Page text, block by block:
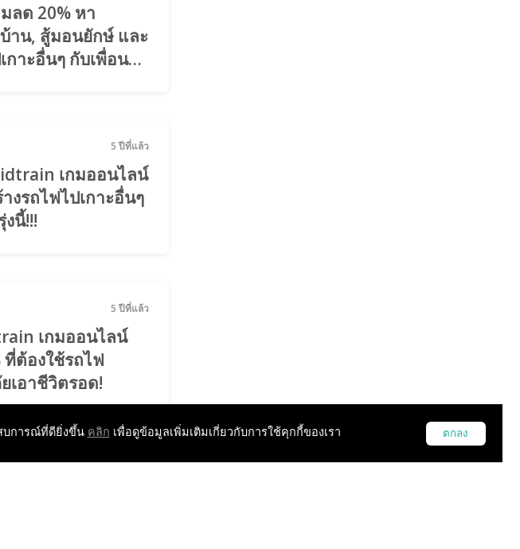
ลด 20% หา
าน, สู้มอนยักษ์ และ
กาะอื่นๆ กับเพื่อน
5 ปีที่แล้ว
เกมออนไลน์
งรถไฟไปเกาะอื่นๆ
นี้!!!
5 ปีที่แล้ว
เกมออนไลน์
ที่ต้องใช้รถไฟ
เอาชีวิตรอด!
บการณ์ที่ดียิ่งขึ้น คลิก เพื่อดูข้อมูลเพิ่มเติมเกี่ยวกับการใช้คุกกี้ของเรา ตกลง